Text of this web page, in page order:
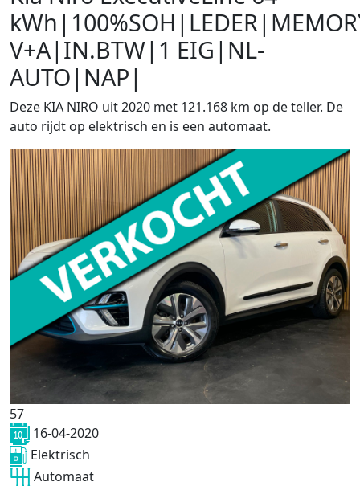
V+A|IN.BTW|1 EIG|NL-
AUTO|NAP|
Deze KIA NIRO uit 2020 met 121.168 km op de teller. De
auto rijdt op elektrisch en is een automaat.
57
16-04-2020
Elektrisch
Automaat